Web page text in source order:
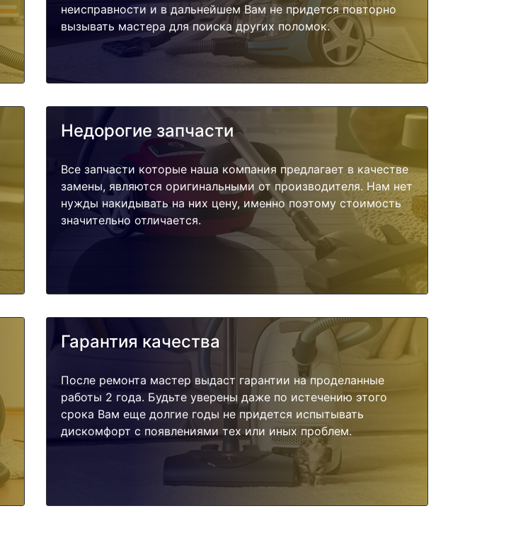
неисправности и в дальнейшем Вам не придется повторно
вызывать мастера для поиска других поломок.
Недорогие запчасти
Все запчасти которые наша компания предлагает в качестве
замены, являются оригинальными от производителя. Нам нет
нужды накидывать на них цену, именно поэтому стоимость
значительно отличается.
Гарантия качества
После ремонта мастер выдаст гарантии на проделанные
работы 2 года. Будьте уверены даже по истечению этого
срока Вам еще долгие годы не придется испытывать
дискомфорт с появлениями тех или иных проблем.